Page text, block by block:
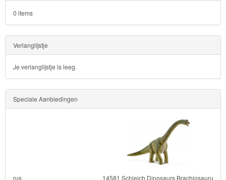
0 items
Verlanglijstje
Je verlanglijstje is leeg.
Speciale Aanbiedingen
14581 Schleich Dinosaurs Brachiosaurus